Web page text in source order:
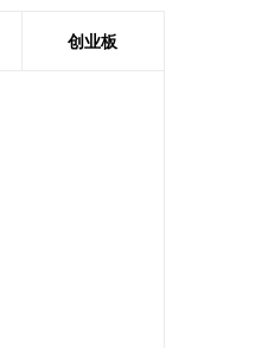
可适用于商用车
产的高纯三甲基
创业板